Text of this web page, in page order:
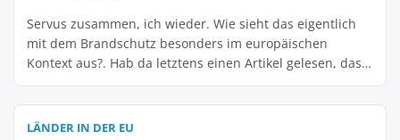
Servus zusammen, ich wieder. Wie sieht das eigentlich
mit dem Brandschutz besonders im europäischen
Kontext aus?. Hab da letztens einen Artikel gelesen, dass
Ich bin da etwas unsicher und würde gerne eure
LÄNDER IN DER EU